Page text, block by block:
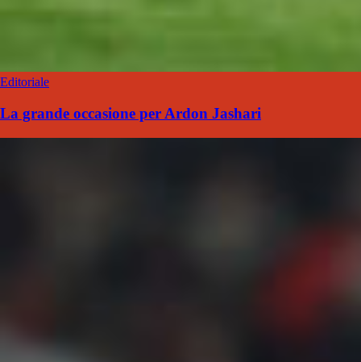
Editoriale
La grande occasione per Ardon Jashari